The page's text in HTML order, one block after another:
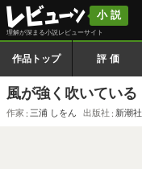
小説
理解が深まる小説レビューサイト
作品トップ 評価
風が強く吹いている
作家 三浦 しをん 出版社 新潮社